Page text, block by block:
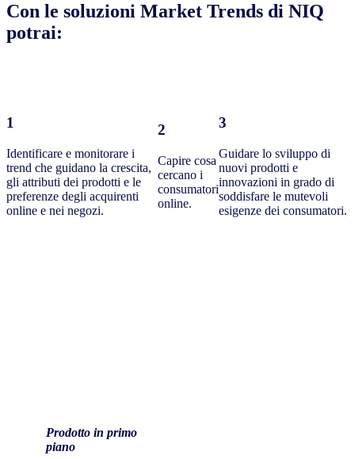
Con le soluzioni Market Trends di NIQ
potrai:
1
Identificare e monitorare i
trend che guidano la crescita,
gli attributi dei prodotti e le
preferenze degli acquirenti
online e nei negozi.
2
Capire cosa
cercano i
consumatori
online.
3
Guidare lo sviluppo di
nuovi prodotti e
innovazioni in grado di
soddisfare le mutevoli
esigenze dei consumatori.
Prodotto in primo
piano